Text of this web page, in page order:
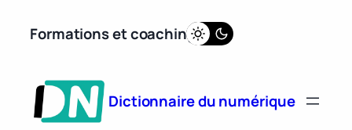
Formations et coaching
Dictionnaire du numérique